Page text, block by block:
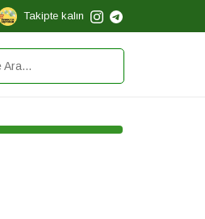
Takipte kalın